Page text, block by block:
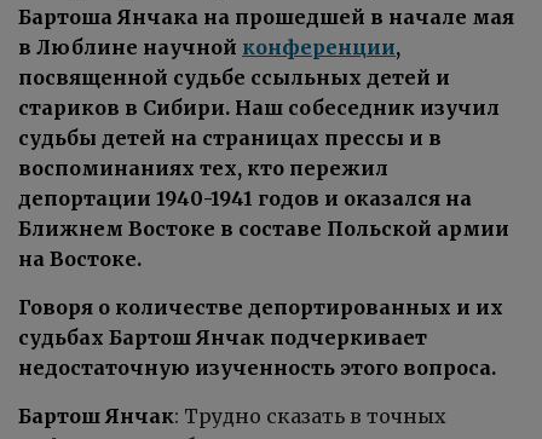
Бартоша Янчака на прошедшей в начале мая
в Люблине научной конференции,
посвященной судьбе ссыльных детей и
стариков в Сибири. Наш собеседник изучил
судьбы детей на страницах прессы и в
воспоминаниях тех, кто пережил
депортации 1940-1941 годов и оказался на
Ближнем Востоке в составе Польской армии
на Востоке.
Говоря о количестве депортированных и их
судьбах Бартош Янчак подчеркивает
недостаточную изученность этого вопроса.
Бартош Янчак: Трудно сказать в точных